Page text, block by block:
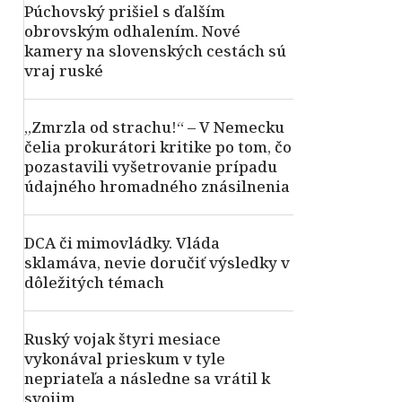
Púchovský prišiel s ďalším
obrovským odhalením. Nové
kamery na slovenských cestách sú
vraj ruské
„Zmrzla od strachu!“ – V Nemecku
čelia prokurátori kritike po tom, čo
pozastavili vyšetrovanie prípadu
údajného hromadného znásilnenia
DCA či mimovládky. Vláda
sklamáva, nevie doručiť výsledky v
dôležitých témach
Ruský vojak štyri mesiace
vykonával prieskum v tyle
nepriateľa a následne sa vrátil k